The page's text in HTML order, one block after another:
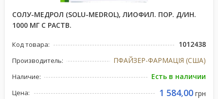
СОЛУ-МЕДРОЛ (SOLU-MEDROL), ЛИОФИЛ. ПОР. Д/ИН.
1000 МГ С РАСТВ.
Код товара: 1012438
Производитель: ПФАЙЗЕР-ФАРМАЦІЯ (США)
Наличие: Есть в наличии
Цена: 1 584,00 грн